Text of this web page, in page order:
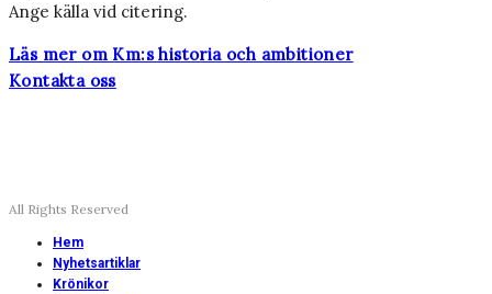
Ange källa vid citering.
Läs mer om Km:s historia och ambitioner
Kontakta oss
All Rights Reserved
Hem
Nyhetsartiklar
Krönikor